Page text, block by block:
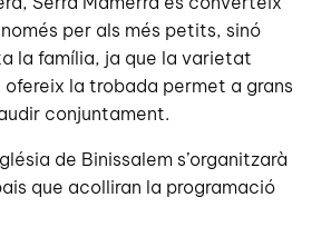
per als més petits, sinó
la família, ja que la varietat
la trobada permet a grans
conjuntament.
de Binissalem s’organitzarà
que acolliran la programació